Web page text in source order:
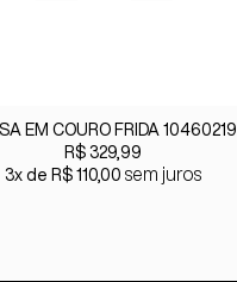
EM COURO FRIDA 10460219
R$ 329,99
3x
R$ 110,00sem juros